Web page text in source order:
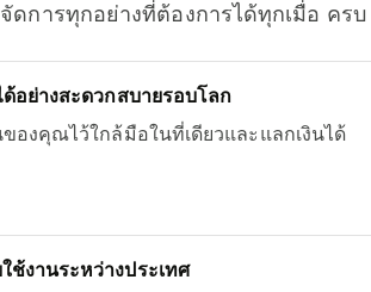
ดการทุกอย่างที่ต้องการได้ทุกเมื่อ ครบ
ด้อย่างสะดวกสบายรอบโลก
ของคุณไว้ใกล้มือในที่เดียวและแลกเงินได้
ช้งานระหว่างประเทศ